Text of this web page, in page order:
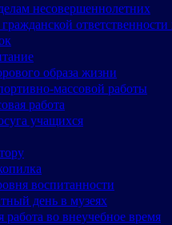
несовершеннолетних
ответственности
образа жизни
массовой работы
работа
учащихся
воспитанности
день в музеях
работа во внеучебное время